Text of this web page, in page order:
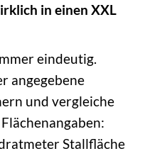
in einen XXL
eindeutig.
angegebene
und vergleiche
Stallfläche